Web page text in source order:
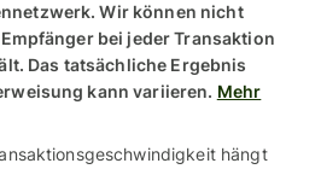
Wir können nicht
bei jeder Transaktion
Das tatsächliche Ergebnis
kann variieren. Mehr
hängt